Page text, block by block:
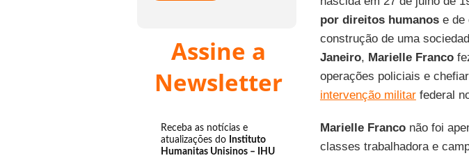
Assine a
Newsletter
Receba as notícias e
atualizações do Instituto
Humanitas Unisinos – IHU
por direitos humanose de
construção de uma
Janeiro, Marielle Franco
operações policiais e
intervenção militarfederal
Marielle Franconão foi
classes trabalhadora e